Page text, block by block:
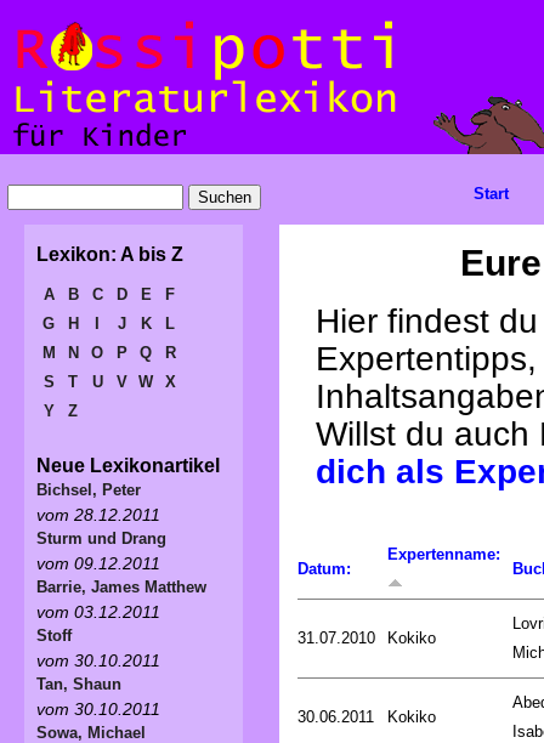
Hier findest
Willst du
dich als
Datum:
Expertenname:
31.07.2010 Kokiko
30.06.2011 Kokiko
Start
Lexikon: A bis Z
A B C D E
F
G
H J K
L
M
N O P Q
R
S
T U V W
X
Y
Z
Neue Lexikonartikel
Bichsel, Peter
vom 28.12.2011
Sturm und Drang
vom 09.12.2011
Barrie, James Matthew
vom 03.12.2011
Stoff
vom 30.10.2011
Tan, Shaun
vom 30.10.2011
Sowa, Michael